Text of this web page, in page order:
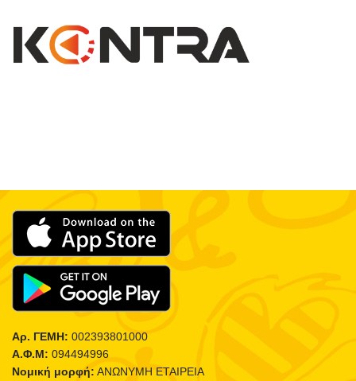
Αρ. ΓΕΜΗ: 002393801000
Α.Φ.Μ: 094494996
Νομική μορφή: ΑΝΩΝΥΜΗ ΕΤΑΙΡΕΙΑ